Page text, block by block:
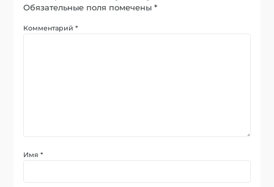
Обязательные поля помечены*
Комментарий*
Имя*